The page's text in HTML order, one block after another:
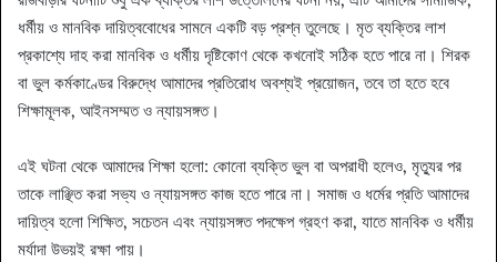
ধর্মীয় ও মানবিক দায়িত্ববোধের সামনে একটি বড় প্রশ্ন তুলেছে। মৃত ব্যক্তির লাশ
প্রকাশ্যে দাহ করা মানবিক ও ধর্মীয় দৃষ্টিকোণ থেকে কখনোই সঠিক হতে পারে না। শিরক
বা ভুল কর্মকাণ্ডের বিরুদ্ধে আমাদের প্রতিরোধ অবশ্যই প্রয়োজন, তবে তা হতে হবে
শিক্ষামূলক, আইনসম্মত ও ন্যায়সঙ্গত।
এই ঘটনা থেকে আমাদের শিক্ষা হলো: কোনো ব্যক্তি ভুল বা অপরাধী হলেও, মৃত্যুর পর
তাকে লাঞ্ছিত করা সভ্য ও ন্যায়সঙ্গত কাজ হতে পারে না। সমাজ ও ধর্মের প্রতি আমাদের
দায়িত্ব হলো শিক্ষিত, সচেতন এবং ন্যায়সঙ্গত পদক্ষেপ গ্রহণ করা, যাতে মানবিক ও ধর্মীয়
মর্যাদা উভয়ই রক্ষা পায়।